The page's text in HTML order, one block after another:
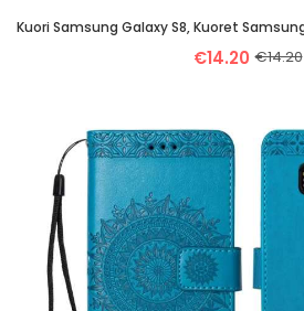
€14.20 €14.20